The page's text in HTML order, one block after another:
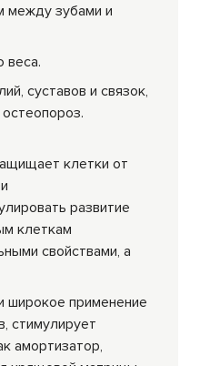
между зубами и
веса.
суставов и связок,
клетки от
развитие
клеткам
свойствами, а
применение
стимулирует
амортизатор,